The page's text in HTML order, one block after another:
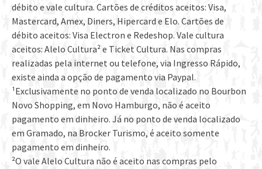
débito e vale cultura. Cartões de créditos aceitos: Visa,
Mastercard, Amex, Diners, Hipercard e Elo. Cartões de
débito aceitos: Visa Electron e Redeshop. Vale cultura
aceitos: Alelo Cultura² e Ticket Cultura. Nas compras
realizadas pela internet ou telefone, via Ingresso Rápido,
existe ainda a opção de pagamento via Paypal.
¹Exclusivamente no ponto de venda localizado no Bourbon
Novo Shopping, em Novo Hamburgo, não é aceito
pagamento em dinheiro. Já no ponto de venda localizado
em Gramado, na Brocker Turismo, é aceito somente
pagamento em dinheiro.
²O vale Alelo Cultura não é aceito nas compras pelo